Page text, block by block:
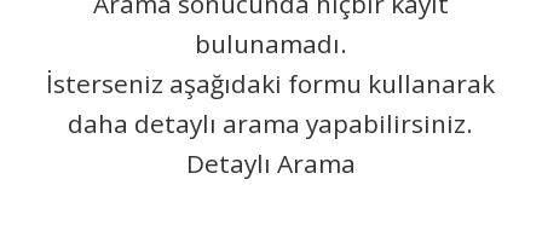
bulunamadı.
İsterseniz aşağıdaki formu kullanarak
daha detaylı arama yapabilirsiniz.
Detaylı Arama